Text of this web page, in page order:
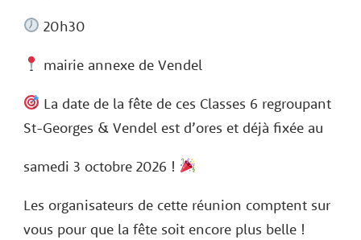
20h30
mairie annexe de Vendel
La date de la fête de ces Classes 6 regroupant
St-Georges & Vendel est d’ores et déjà fixée au
samedi 3 octobre 2026 !
Les organisateurs de cette réunion comptent sur
vous pour que la fête soit encore plus belle !